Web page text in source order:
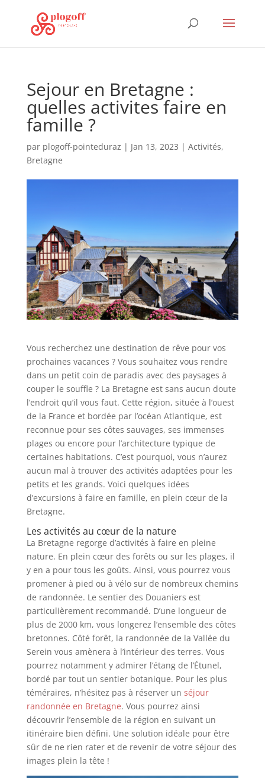
Sejour en Bretagne :
quelles activites faire en
famille ?
par plogoff-pointeduraz | Jan 13, 2023 | Activités,
Bretagne
Vous recherchez une destination de rêve pour vos
prochaines vacances ? Vous souhaitez vous rendre
dans un petit coin de paradis avec des paysages à
couper le souffle ? La Bretagne est sans aucun doute
l’endroit qu’il vous faut. Cette région, située à l’ouest
de la France et bordée par l’océan Atlantique, est
reconnue pour ses côtes sauvages, ses immenses
plages ou encore pour l’architecture typique de
certaines habitations. C’est pourquoi, vous n’aurez
aucun mal à trouver des activités adaptées pour les
petits et les grands. Voici quelques idées
d’excursions à faire en famille, en plein cœur de la
Bretagne.
Les activités au cœur de la nature
La Bretagne regorge d’activités à faire en pleine
nature. En plein cœur des forêts ou sur les plages, il
y en a pour tous les goûts. Ainsi, vous pourrez vous
promener à pied ou à vélo sur de nombreux chemins
de randonnée. Le sentier des Douaniers est
particulièrement recommandé. D’une longueur de
plus de 2000 km, vous longerez l’ensemble des côtes
bretonnes. Côté forêt, la randonnée de la Vallée du
Serein vous amènera à l’intérieur des terres. Vous
pourrez notamment y admirer l’étang de l’Étunel,
bordé par tout un sentier botanique. Pour les plus
téméraires, n’hésitez pas à réserver un séjour
randonnée en Bretagne. Vous pourrez ainsi
découvrir l’ensemble de la région en suivant un
itinéraire bien défini. Une solution idéale pour être
sûr de ne rien rater et de revenir de votre séjour des
images plein la tête !